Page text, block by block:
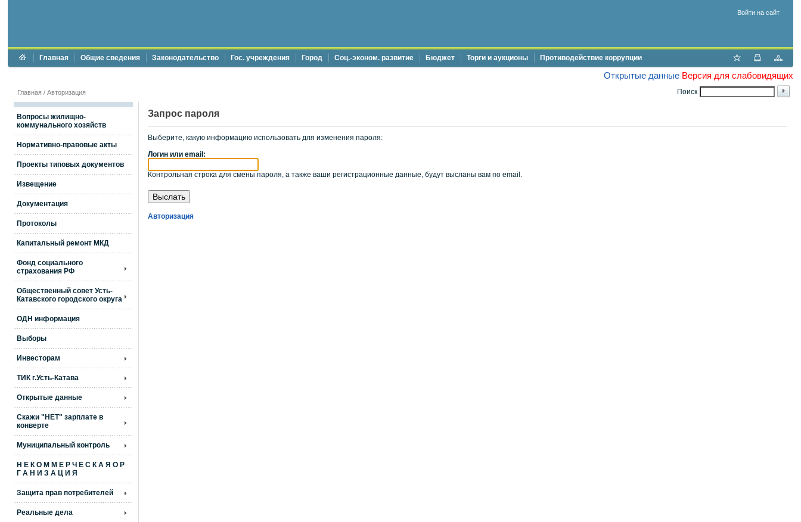
Войти на сайт
Главная Общие сведения Законодательство Гос. учреждения Город Соц.-эконом. развитие Бюджет Торги и аукционы Противодействие коррупции
Открытые данные Версия для слабовидящих
Поиск
Главная / Авторизация
Вопросы жилищно-
коммунального хозяйств
Нормативно-правовые акты
Проекты типовых документов
Извещение
Документация
Протоколы
Капитальный ремонт МКД
Фонд социального
страхования РФ
Общественный совет Усть-
Катавского городского округа
ОДН информация
Выборы
Инвесторам
ТИК г.Усть-Катава
Открытые данные
Скажи "НЕТ" зарплате в
конверте
Муниципальный контроль
Н Е К О М М Е Р Ч Е С К А Я О Р
Г А Н И З А Ц И Я
Защита прав потребителей
Реальные дела
Запрос пароля
Выберите, какую информацию использовать для изменения пароля:
Логин или email:
Контрольная строка для смены пароля, а также ваши регистрационные данные, будут высланы вам по email.
Авторизация